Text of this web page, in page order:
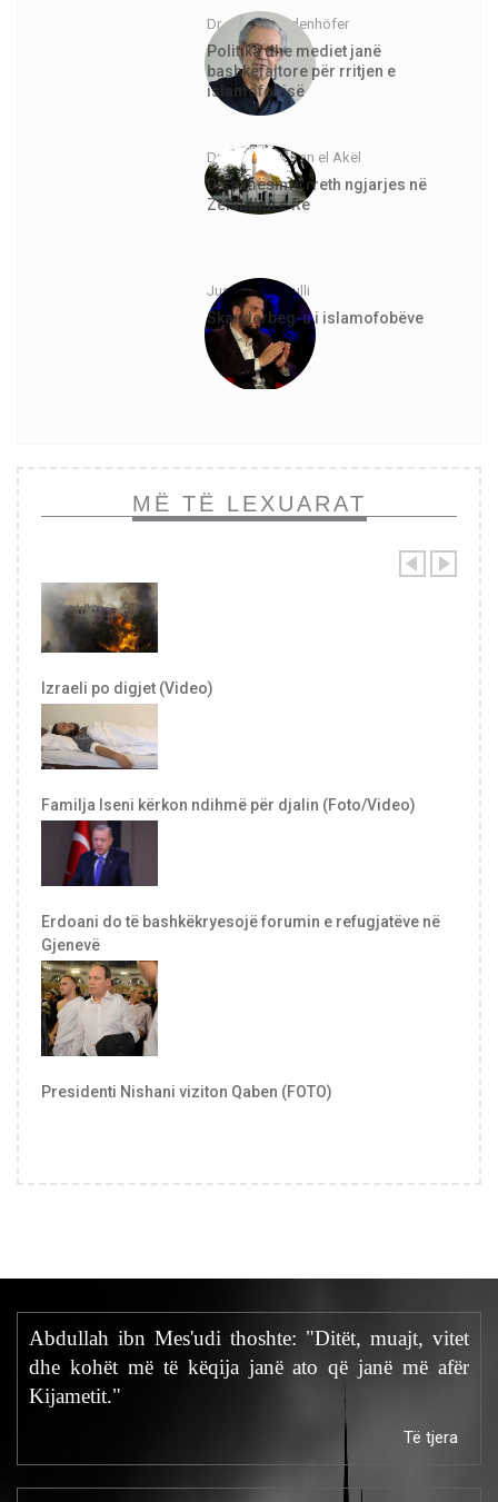
Dr. Jürgen Todenhöfer
Politika dhe mediet janë
bashkëfajtore për rritjen e
islamofobisë
Dr. Abdurrahman el Akël
Disa mësime rreth ngjarjes në
Zelandën e Re
Justinian Topulli
Skanderbeg-u i islamofobëve
MË TË LEXUARAT
Izraeli po digjet (Video)
Familja Iseni kërkon ndihmë për djalin (Foto/Video)
Erdoani do të bashkëkryesojë forumin e refugjatëve në
Gjenevë
Presidenti Nishani viziton Qaben (FOTO)
Abdullah ibn Mes'udi thoshte: "Ditët, muajt, vitet
dhe kohët më të këqija janë ato që janë më afër
Kijametit."
Të tjera